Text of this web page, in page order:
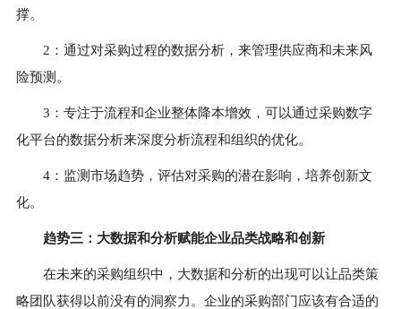
撑。
2：通过对采购过程的数据分析，来管理供应商和未来风
险预测。
3：专注于流程和企业整体降本增效，可以通过采购数字
化平台的数据分析来深度分析流程和组织的优化。
4：监测市场趋势，评估对采购的潜在影响，培养创新文
化。
趋势三： 大数据和分析赋能企业品类战略和创新
在未来的采购组织中，大数据和分析的出现可以让品类策
略团队获得以前没有的洞察力。企业的采购部门应该有合适的